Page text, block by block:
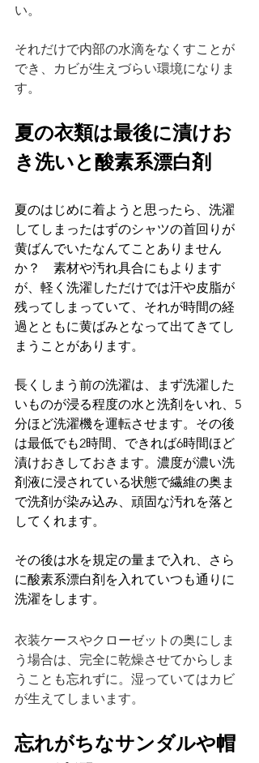
い。
それだけで内部の水滴をなくすことが
でき、カビが生えづらい環境になりま
す。
夏の衣類は最後に漬けお
き洗いと酸素系漂白剤
夏のはじめに着ようと思ったら、洗濯
してしまったはずのシャツの首回りが
黄ばんでいたなんてことありません
か？　素材や汚れ具合にもよります
が、軽く洗濯しただけでは汗や皮脂が
残ってしまっていて、それが時間の経
過とともに黄ばみとなって出てきてし
まうことがあります。
長くしまう前の洗濯は、まず洗濯した
いものが浸る程度の水と洗剤をいれ、5
分ほど洗濯機を運転させます。その後
は最低でも2時間、できれば6時間ほど
漬けおきしておきます。濃度が濃い洗
剤液に浸されている状態で繊維の奥ま
で洗剤が染み込み、頑固な汚れを落と
してくれます。
その後は水を規定の量まで入れ、さら
に酸素系漂白剤を入れていつも通りに
洗濯をします。
衣装ケースやクローゼットの奥にしま
う場合は、完全に乾燥させてからしま
うことも忘れずに。湿っていてはカビ
が生えてしまいます。
忘れがちなサンダルや帽